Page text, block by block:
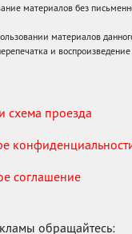
материалов без
материалов
и
схема проезда
соглашение
обращайтесь: